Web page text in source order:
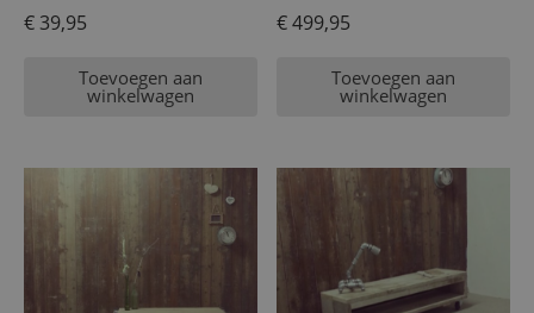
€39,95
Toevoegen aan
winkelwagen
€499,95
Toevoegen aan
winkelwagen